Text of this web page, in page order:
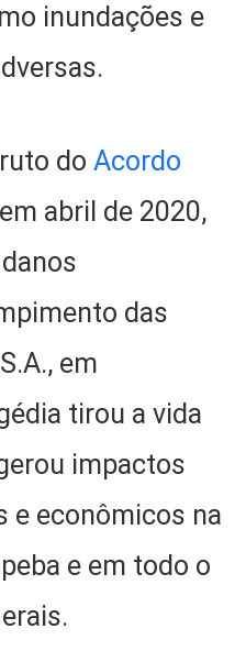
inundações e
do Acordo
abril de 2020,
das
em
tirou a vida
impactos
e econômicos na
e em todo o